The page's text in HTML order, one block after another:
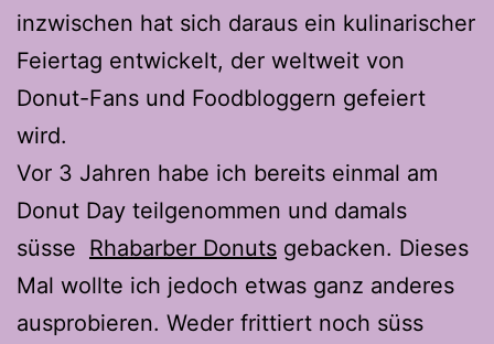
inzwischen hat sich daraus ein kulinarischer
Feiertag entwickelt, der weltweit von
Donut-Fans und Foodbloggern gefeiert
wird.
Vor 3 Jahren habe ich bereits einmal am
Donut Day teilgenommen und damals
süsse Rhabarber Donuts gebacken. Dieses
Mal wollte ich jedoch etwas ganz anderes
ausprobieren. Weder frittiert noch süss